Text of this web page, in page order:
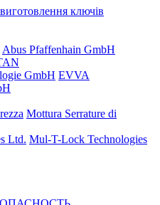
виготовлення ключів
Abus Pfaffenhain GmbH
EVVA
Mottura Serrature di
Mul-T-Lock Technologies